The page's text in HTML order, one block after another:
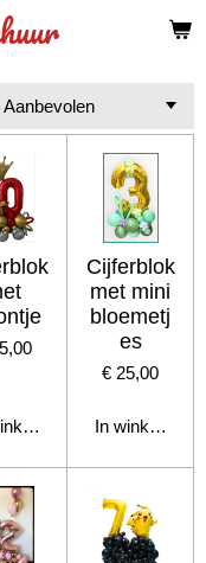
Cijferblok
met mini
bloemetj
es
€ 25,00
In